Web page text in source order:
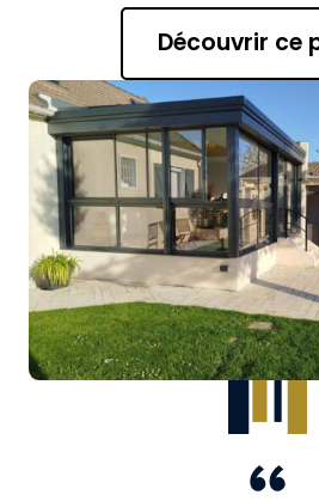
Découvrir ce